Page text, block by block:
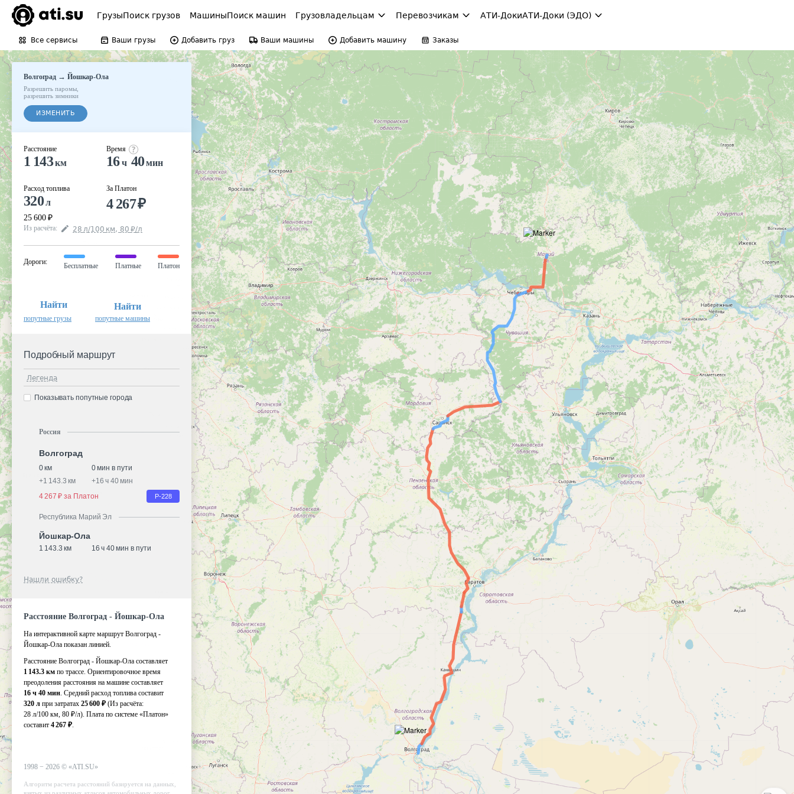
ГрузыПоиск грузов МашиныПоиск машин Грузовладельцам Перевозчикам АТИ-ДокиАТИ-Доки (ЭДО)
Все сервисы Ваши грузы Добавить груз Ваши машины Добавить машину Заказы
Волгоград → Йошкар-Ола
Разрешить паромы
разрешить зимники
ИЗМЕНИТЬ
Расстояние
1 143км
Расход топлива
320л
25 600 ₽
Время
16ч 40 мин
За Платон
4 267₽
Из расчёта: 28 л/100 км, 80 ₽/л
Дороги:
Бесплатные Платные Платон
Найти
попутные грузы
Найти
попутные машины
Подробный маршрут
Легенда
Показывать попутные города
Россия
Волгоград
0 км
0 мин в пути
+1 143.3 км +16 ч 40 мин
4 267 ₽ за Платон
Р-228
Республика Марий Эл
Йошкар-Ола
1 143.3 км 16 ч 40 мин в пути
Нашли ошибку?
Расстояние Волгоград - Йошкар-Ола
На интерактивной карте маршрут Волгоград -
Йошкар-Ола показан линией.
Расстояние Волгоград - Йошкар-Ола составляет
1 143.3 км по трассе. Ориентировочное время
преодоления расстояния на машине составляет
16 ч 40 мин. Средний расход топлива составит
320 л при затратах 25 600 ₽ (Из расчёта:
28 л/100 км, 80 ₽/л). Плата по системе «Платон»
составит 4 267 ₽.
1998 − 2026 © «ATI.SU»
Алгоритм расчета расстояний базируется на данных,